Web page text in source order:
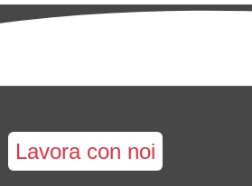
Lavora con noi